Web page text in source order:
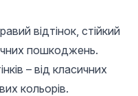
відтінок, стійкий
пошкоджень.
– від класичних
кольорів.